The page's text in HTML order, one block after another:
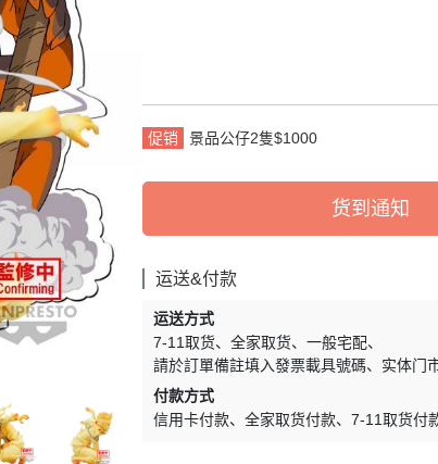
的小動物
Pokemon
＞星之卡比
＞哈姆太郎
＞名偵探 柯南
＞懶懶熊 拉拉熊
＞正能量企鵝
＞蠟筆小新
＞三麗鷗Sanrio
＞嚕嚕米MOOMIN
＞其他系列
促销 景品公仔2隻$1000
货到通知
运送&付款
运送方式
7-11取货
全家取货
一般宅配
請於訂單備註填入發票載具號碼
实体门
付款方式
信用卡付款
全家取货付款 7-11取货付